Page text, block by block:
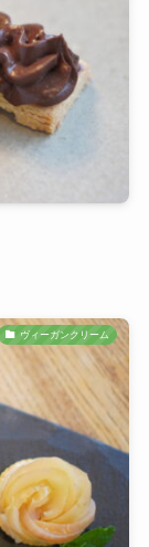
ヴィーガンクリーム